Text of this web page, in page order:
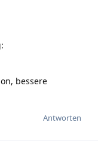
bessere
Antworten